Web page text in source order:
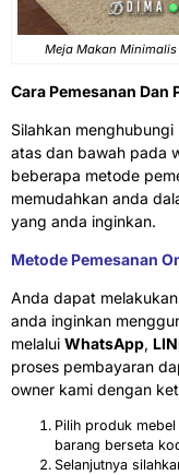
Meja Makan
Cara Pemesanan
Silahkan
atas dan bawah pada
beberapa metode
memudahkan anda
yang anda inginkan.
Metode Pemesanan
Anda dapat
anda inginkan
melalui WhatsApp,
proses pembayaran
owner kami dengan
Pilih produk
barang berseta
Selanjutnya